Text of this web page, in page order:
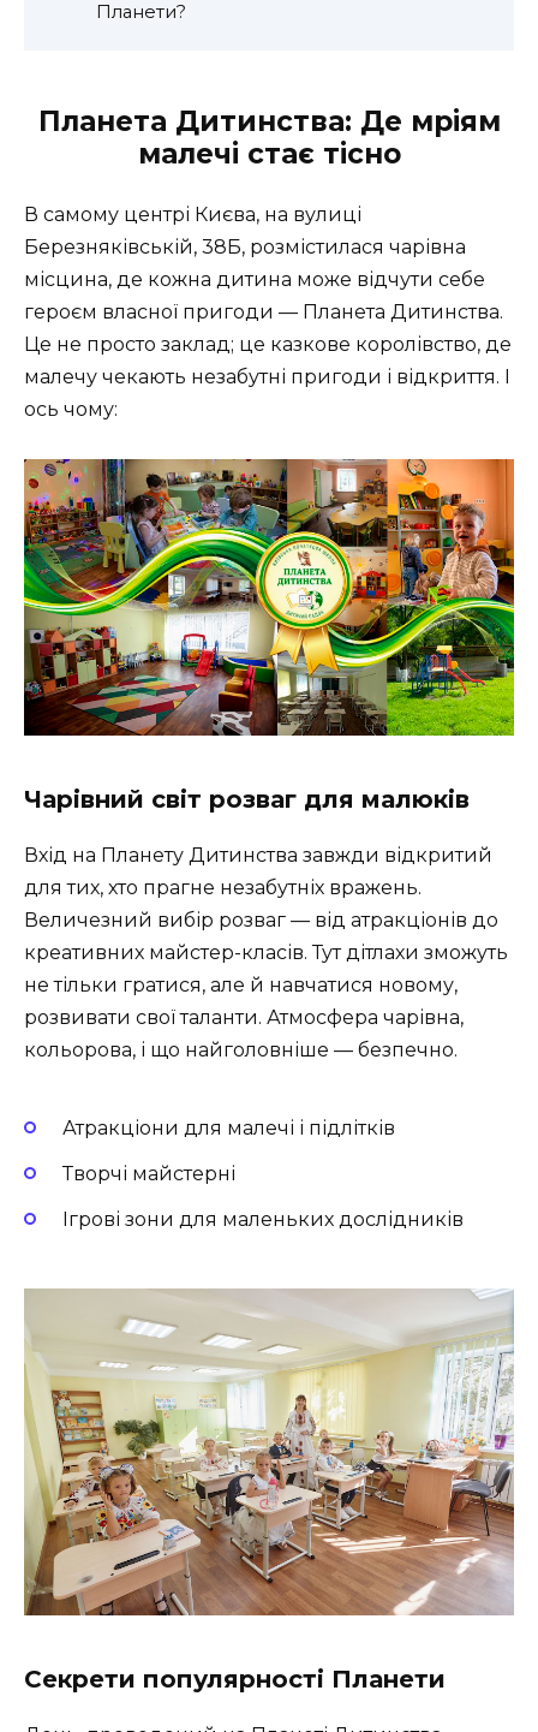
Планети?
Планета Дитинства: Де мріям
малечі стає тісно
В самому центрі Києва, на вулиці
Березняківській, 38Б, розмістилася чарівна
місцина, де кожна дитина може відчути себе
героєм власної пригоди — Планета Дитинства.
Це не просто заклад; це казкове королівство, де
малечу чекають незабутні пригоди і відкриття. І
ось чому:
Чарівний світ розваг для малюків
Вхід на Планету Дитинства завжди відкритий
для тих, хто прагне незабутніх вражень.
Величезний вибір розваг — від атракціонів до
креативних майстер-класів. Тут дітлахи зможуть
не тільки гратися, але й навчатися новому,
розвивати свої таланти. Атмосфера чарівна,
кольорова, і що найголовніше — безпечно.
Атракціони для малечі і підлітків
Творчі майстерні
Ігрові зони для маленьких дослідників
Секрети популярності Планети